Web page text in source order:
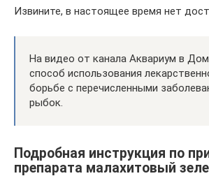
Извините, в настоящее время нет
На видео от канала Аквариум в
способ использования
борьбе с перечисленными
рыбок.
Подробная инструкция по
препарата малахитовый